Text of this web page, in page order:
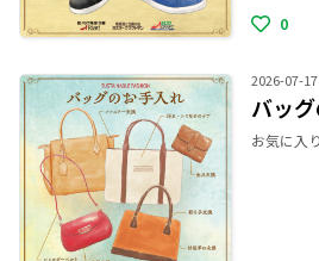
0
2026-07-17